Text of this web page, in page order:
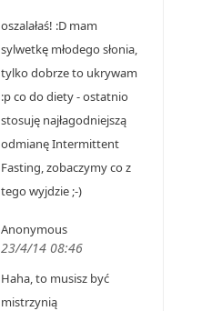
oszalałaś! :D mam
sylwetkę młodego słonia,
tylko dobrze to ukrywam
:p co do diety - ostatnio
stosuję najłagodniejszą
odmianę Intermittent
Fasting, zobaczymy co z
tego wyjdzie ;-)
Anonymous
23/4/14 08:46
Haha, to musisz być
mistrzynią